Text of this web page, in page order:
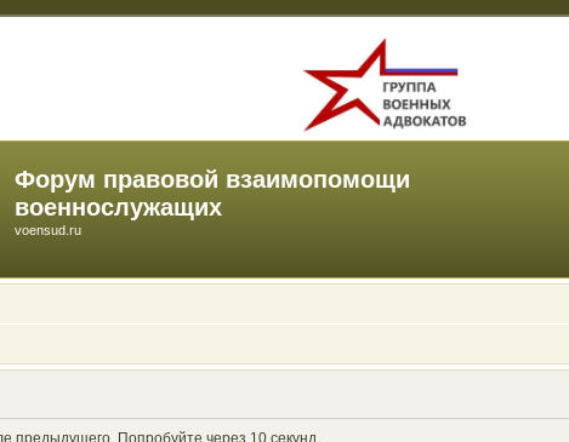
Форум правовой взаимопомощи
военнослужащих
voensud.ru
предыдущего. Попробуйте через 10 секунд.